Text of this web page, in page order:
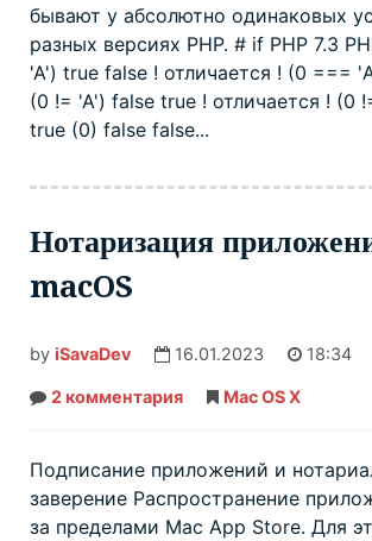
бывают у абсолютно одинаковых
разных версиях PHP. # if PHP 7.3
'A') true false ! отличается ! (0 ===
(0 != 'A') false true ! отличается ! (0
true (0) false false...
Нотаризация
macOS
by iSavaDev 16.01.2023 18:34
2 комментария
для
macOS
Mac OS X
Подписание приложений и
заверение Распространение
за пределами Mac App Store. Для